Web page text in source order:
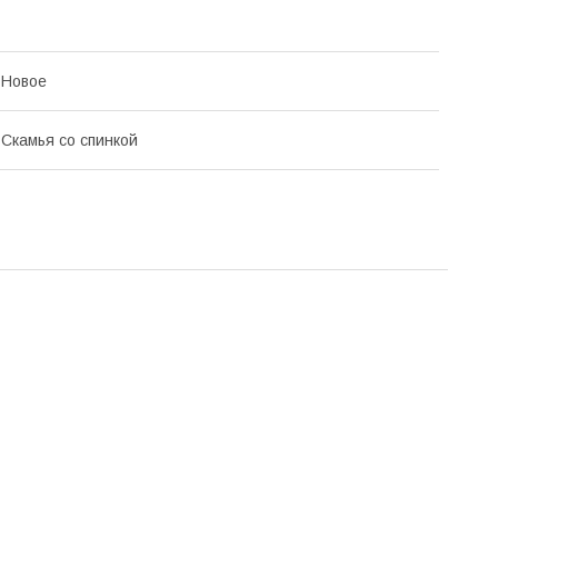
Новое
Скамья со спинкой